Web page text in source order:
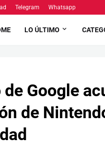
Telegram Whatsapp
LO ÚLTIMO
de Google
de